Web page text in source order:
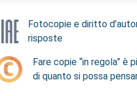
Fotocopie e diritto
risposte
Fare copie “in regola” è
di quanto si possa